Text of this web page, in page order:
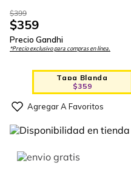
$399
$359
Precio Gandhi
*Precio exclusivo para compras en línea.
Tapa Blanda
$359